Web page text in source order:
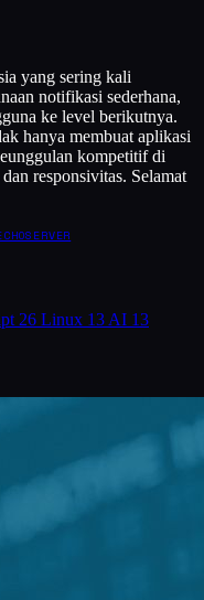
yang sering kali
notifikasi sederhana,
ke level berikutnya.
hanya membuat aplikasi
kompetitif di
responsivitas. Selamat
26 Linux 13 AI 13